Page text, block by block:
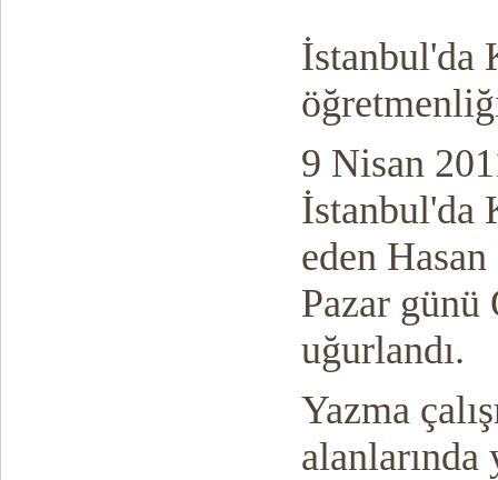
İstanbul'da
9 Nisan
İstanbul'da
eden
Pazar günü
uğurlandı.
Yazma